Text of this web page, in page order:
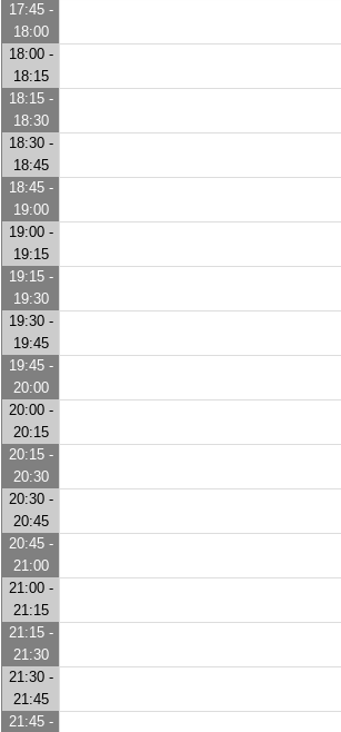
17:45 -
18:00
18:00 -
18:15
18:15 -
18:30
18:30 -
18:45
18:45 -
19:00
19:00 -
19:15
19:15 -
19:30
19:30 -
19:45
19:45 -
20:00
20:00 -
20:15
20:15 -
20:30
20:30 -
20:45
20:45 -
21:00
21:00 -
21:15
21:15 -
21:30
21:30 -
21:45
21:45 -